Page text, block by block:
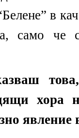
в
само че
хора